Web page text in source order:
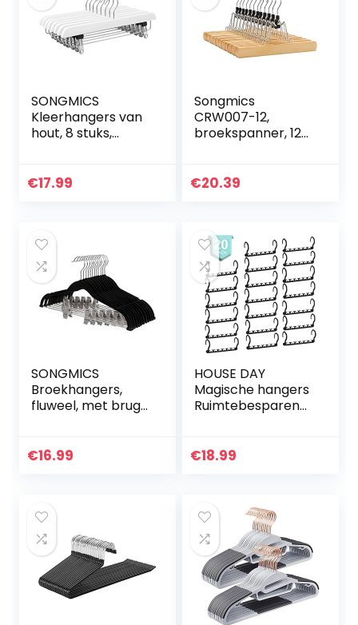
SONGMICS
Kleerhangers van
hout, 8 stuks,
rokken, antislip,
€17.99
Songmics
CRW007-12,
broekspanner, 12
hout, antislip,
€20.39
SONGMICS
Broekhangers,
fluweel, met brug
antislip,
€16.99
HOUSE DAY
Magische hangers
Ruimtebesparend
Closet
€18.99